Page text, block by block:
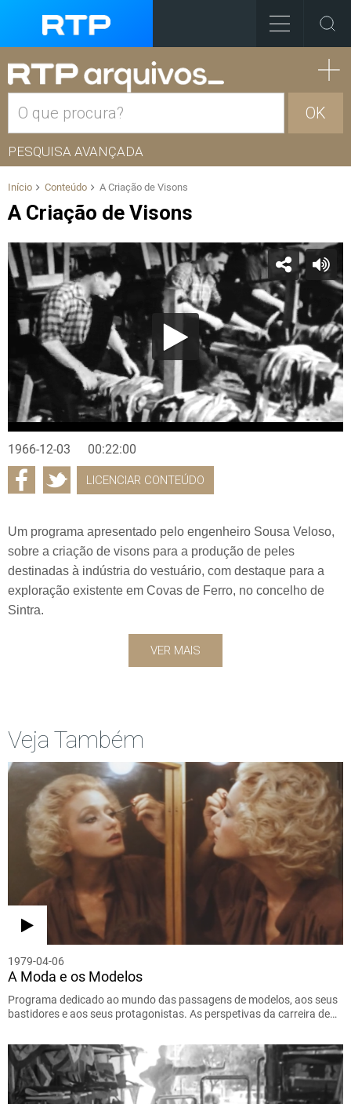
OK
PESQUISA AVANÇADA
Início Conteúdo A Criação de Visons
A Criação de Visons
1966-12-03 00:22:00
LICENCIAR CONTEÚDO
Um programa apresentado pelo engenheiro Sousa Veloso,
sobre a criação de visons para a produção de peles
destinadas à indústria do vestuário, com destaque para a
exploração existente em Covas de Ferro, no concelho de
Sintra.
VER MAIS
Veja Também
1979-04-06
A Moda e os Modelos
Programa dedicado ao mundo das passagens de modelos, aos seus
bastidores e aos seus protagonistas. As perspetivas da carreira de…